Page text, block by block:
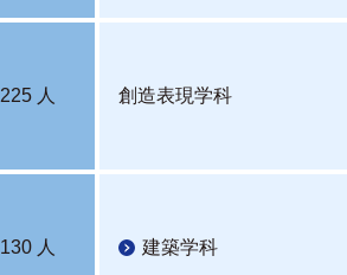
225 人 創造表現学科
130 人 建築学科